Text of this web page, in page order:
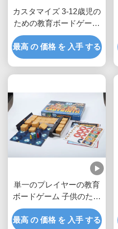
カスタマイズ 3-12歳児の
ための教育ボードゲーム
ゲーム長さ30-60分 カス
タマイズ可能・個性化可
能
最高 の 価格 を 入手 する
単一のプレイヤーの教育
ボードゲーム 子供のため
のセット 言語能力 開発
最高 の 価格 を 入手 する